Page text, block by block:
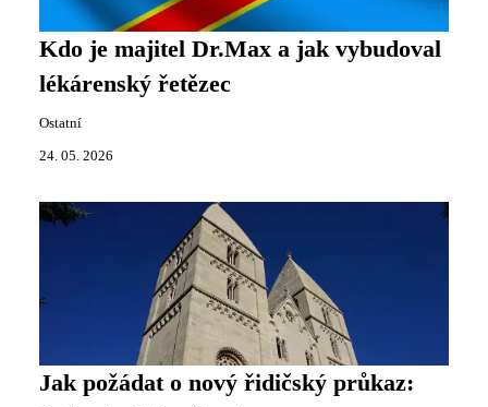
Kdo je majitel Dr.Max a jak vybudoval
lékárenský řetězec
Ostatní
24. 05. 2026
Jak požádat o nový řidičský průkaz: